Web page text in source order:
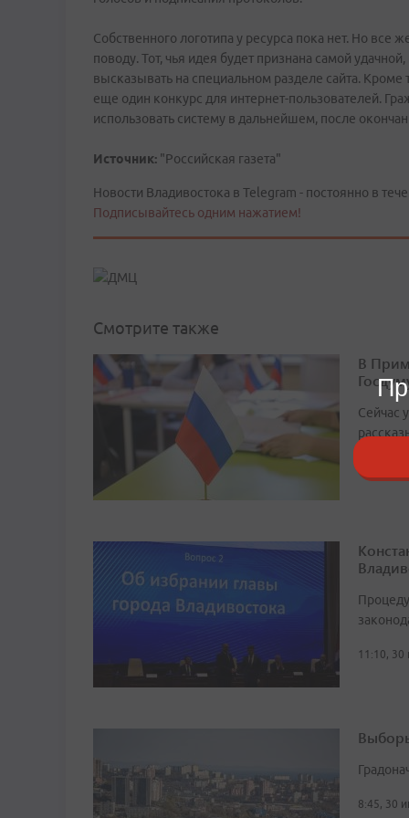
Собственного логотипа у ресурса пока нет. Но
поводу. Тот, чья идея будет признана самой
высказывать на специальном разделе сайта. Кроме
еще один конкурс для интернет-пользователей.
использовать систему в дальнейшем, после
Источник: "Российская газета"
Новости Владивостока в Telegram - постоянно в
Подписывайтесь одним нажатием!
Смотрите также
В
Сейчас
11:10,
8:45, 30